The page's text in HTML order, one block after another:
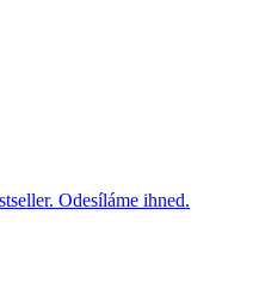
Odesíláme ihned.